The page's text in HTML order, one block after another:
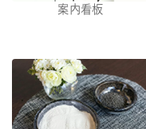
案内看板